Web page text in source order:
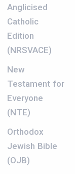
Anglicised
Catholic
Edition
(NRSVACE)
New
Testament for
Everyone
(NTE)
Orthodox
Jewish Bible
(OJB)